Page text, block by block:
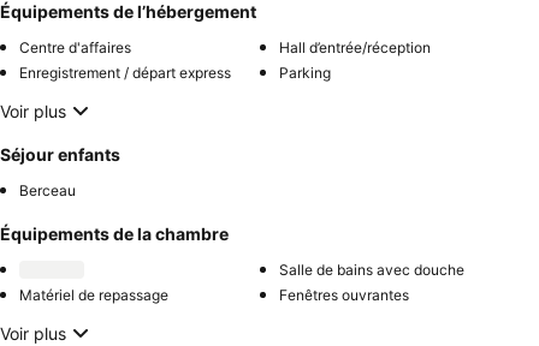
Équipements de l’hébergement
Centre d'affaires
Hall d’entrée/réception
Enregistrement / départ express
Parking
Voir plus
Séjour enfants
Berceau
Équipements de la chambre
Salle de bains avec douche
Matériel de repassage
Fenêtres ouvrantes
Voir plus